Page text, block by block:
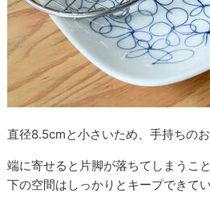
直径8.5cmと小さいため、手持ちの
端に寄せると片脚が落ちてしまうこ
下の空間はしっかりとキープできて